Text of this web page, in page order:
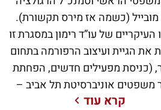
(כשמה אז מירס תקשורת).
העיקריים של עו”ד רימון במסגרת זו
את הגיית ועיצוב הרפורמה בתחום
(כניסת מפעילים חדשים, הפחתת
משפטים אוניברסיטת תל אביב –
קרא עוד